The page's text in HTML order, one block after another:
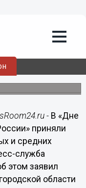
с компанией
- В «Дне
приняли
и средних
служба
этом заявил
области